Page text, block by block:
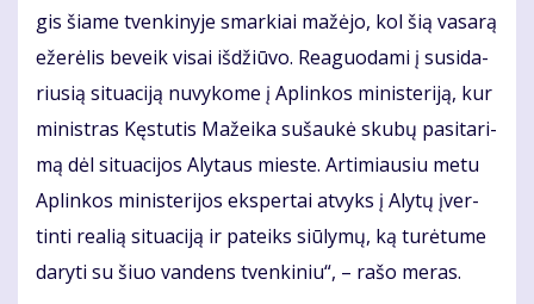
gis šia­me tven­ki­ny­je smar­kiai ma­žė­jo, kol šią va­sa­rą
eže­rė­lis be­veik vi­sai iš­džiū­vo. Re­a­guo­da­mi į su­si­da­
riu­sią si­tu­a­ci­ją nu­vy­ko­me į Ap­lin­kos mi­nis­te­ri­ją, kur
mi­nist­ras Kęs­tu­tis Ma­žei­ka su­šau­kė sku­bų pa­si­ta­ri­
mą dėl si­tu­a­ci­jos Aly­taus mies­te. Ar­ti­miau­siu me­tu
Ap­lin­kos mi­nis­te­ri­jos eks­per­tai at­vyks į Aly­tų įver­
tin­ti re­a­lią si­tu­a­ci­ją ir pa­teiks siū­ly­mų, ką tu­rė­tu­me
da­ry­ti su šiuo van­dens tven­ki­niu“, – ra­šo me­ras.